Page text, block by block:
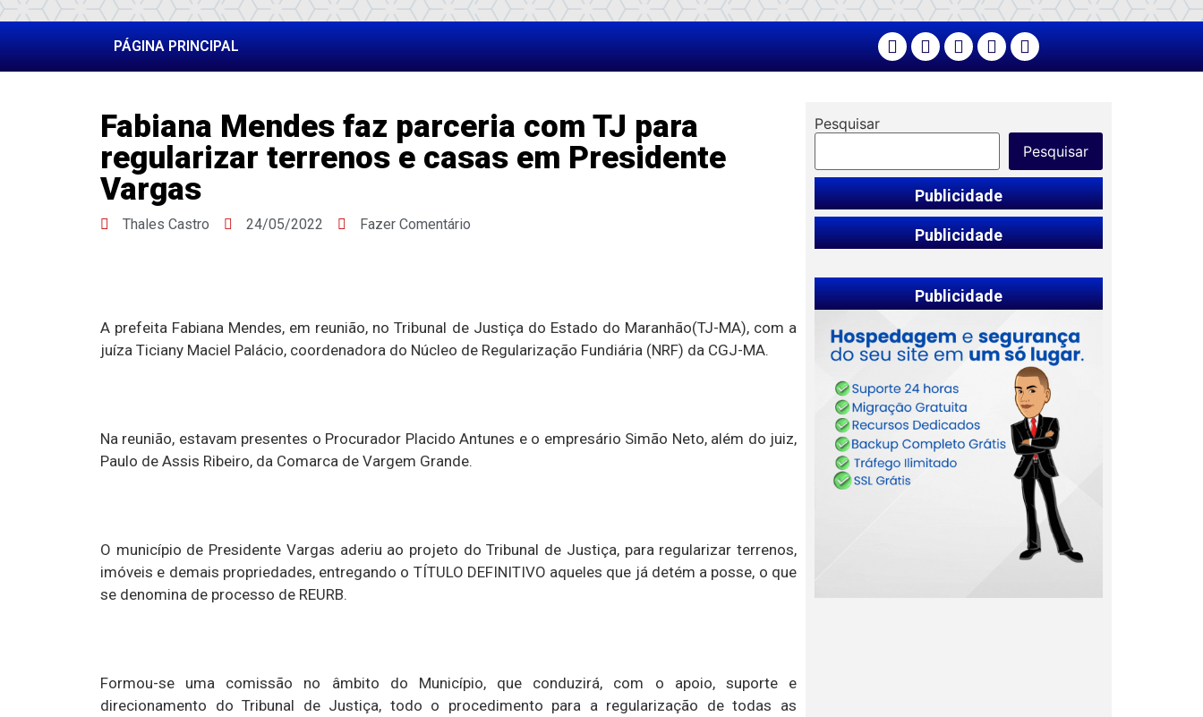
PÁGINA PRINCIPAL
Fabiana Mendes faz parceria com TJ para
regularizar terrenos e casas em Presidente
Vargas
Thales Castro 24/05/2022 Fazer Comentário
A prefeita Fabiana Mendes, em reunião, no Tribunal de Justiça do Estado do Maranhão(TJ-MA), com a
juíza Ticiany Maciel Palácio, coordenadora do Núcleo de Regularização Fundiária (NRF) da CGJ-MA.
Na reunião, estavam presentes o Procurador Placido Antunes e o empresário Simão Neto, além do juiz,
Paulo de Assis Ribeiro, da Comarca de Vargem Grande.
O município de Presidente Vargas aderiu ao projeto do Tribunal de Justiça, para regularizar terrenos,
imóveis e demais propriedades, entregando o TÍTULO DEFINITIVO aqueles que já detém a posse, o que
se denomina de processo de REURB.
Formou-se uma comissão no âmbito do Município, que conduzirá, com o apoio, suporte e
direcionamento do Tribunal de Justiça, todo o procedimento para a regularização de todas as
Pesquisar
Pesquisar
Publicidade
Publicidade
Publicidade